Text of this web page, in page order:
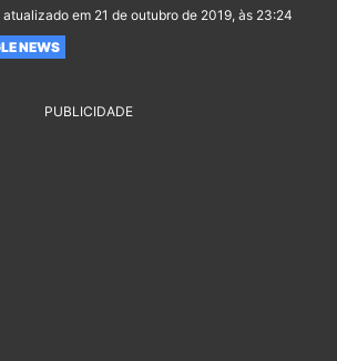
atualizado em 21 de outubro de 2019, às 23:24
NEWS
PUBLICIDADE